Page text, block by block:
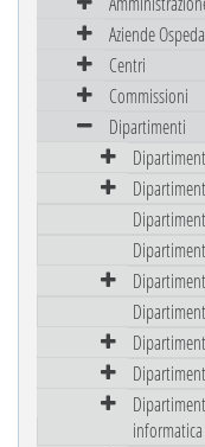
Aziende
Centri
Commissioni
Dipartimenti
informatica